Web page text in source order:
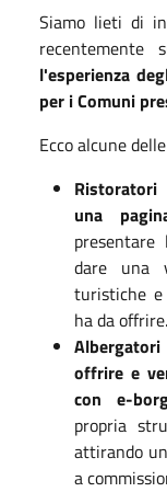
Siamo lieti di
l'esperienza
per i Comuni
Ecco alcune delle
una
dare una
turistiche e
ha da offrire.
offrire e
con e-
propria
attirando
a